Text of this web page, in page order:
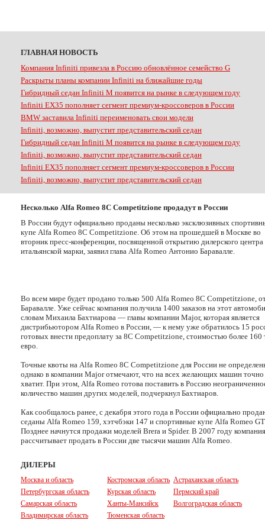
ГЛАВНАЯ НОВОСТЬ
Компания Infiniti привезла в Россию обновлённое семейство G
Раскрыты планы компании Infiniti на ближайшие годы
Гибридный седан Infiniti M появится на рынке в следующем году
Infiniti EX35 пополняет сегмент премиум-кроссоверов в России
BMW заставила Infiniti переименовать свои модели
Infiniti, возможно, выпустит представительский седан
Гибридный седан Infiniti M появится на рынке в следующем году
Infiniti, возможно, выпустит представительский седан
Infiniti EX35 пополняет сегмент премиум-кроссоверов в России
Infiniti, возможно, выпустит представительский седан
Несколько Alfa Romeo 8C Competitzione продадут в России
В России будут официально проданы несколько эксклюзивных
купе Alfa Romeo 8C Competitzione. Об этом на прошедшей в Москве во
вторник пресс-конференции, посвященной открытию дилерского центра
итальянской марки, заявил глава Alfa Romeo Антонио Баравалле.
Во всем мире будет продано только 500 Alfa Romeo 8C Competitzione,
Баравалле. Уже сейчас компания получила 1400 заказов на этот
словам Михаила Бахтиарова — главы компании Major, которая является
дистрибьютором Alfa Romeo в России, — к нему уже обратилось 15
готовых внести предоплату за 8C Competitzione, стоимостью более 160
евро.
Точные квоты на Alfa Romeo 8C Competitzione для России не
однако в компании Major отмечают, что на всех желающих машин точно
хватит. При этом, Alfa Romeo готова поставить в Россию
количество машин других моделей, подчеркнул Бахтиаров.
Как сообщалось ранее, с декабря этого года в России официально
седаны Alfa Romeo 159, хэтчбэки 147 и спортивные купе Alfa Romeo
Позднее начнутся продажи моделей Brera и Spider. В 2007 году
рассчитывает продать в России две тысячи машин Alfa Romeo.
ДИЛЕРЫ
Москва и область
Петербургская область
Самарская область
Владимирская область
Костромская область
Курская область
Ханты-Мансийск
Тюменская область
Астраханская область
Пермский край
Волгоградская область